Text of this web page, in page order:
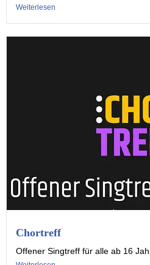
Weiterlesen
Chortreff
Offener Singtreff für alle ab 16